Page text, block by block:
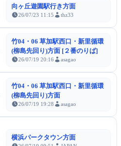
向ヶ丘遊園駅行き方面
26/07/23 11:15 thz33
竹04・06 草加駅西口・新里循環
(柳島先回り)方面 [２番のりば]
26/07/19 20:16 asagao
竹04・06 草加駅西口・新里循環
(柳島先回り)方面
26/07/19 19:28 asagao
横浜パークタウン方面